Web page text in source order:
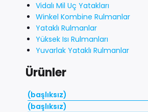
Vidalı Mil Uç Yatakları
Winkel Kombine Rulmanlar
Yataklı Rulmanlar
Yüksek Isı Rulmanları
Yuvarlak Yataklı Rulmanlar
Ürünler
(başlıksız)
(başlıksız)